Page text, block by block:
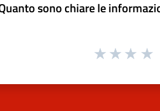
sono chiare le